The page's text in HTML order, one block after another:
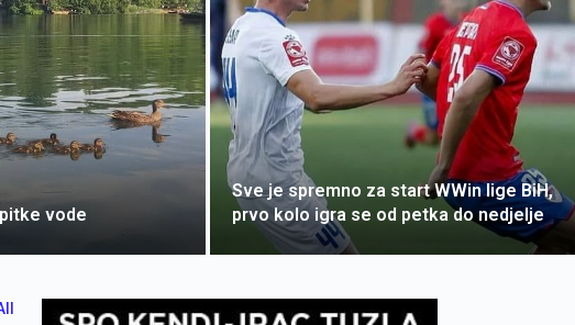
vode
Sve je spremno za start WWin lige BiH,
prvo kolo igra se od petka do nedjelje